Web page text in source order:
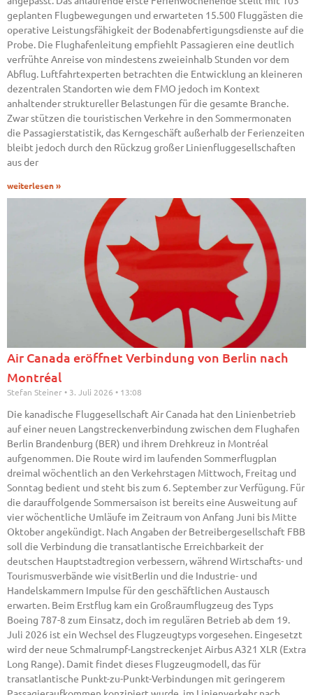
geplanten Flugbewegungen und erwarteten 15.500 Fluggästen die
operative Leistungsfähigkeit der Bodenabfertigungsdienste auf die
Probe. Die Flughafenleitung empfiehlt Passagieren eine deutlich
verfrühte Anreise von mindestens zweieinhalb Stunden vor dem
Abflug. Luftfahrtexperten betrachten die Entwicklung an kleineren
dezentralen Standorten wie dem FMO jedoch im Kontext
anhaltender struktureller Belastungen für die gesamte Branche.
Zwar stützen die touristischen Verkehre in den Sommermonaten
die Passagierstatistik, das Kerngeschäft außerhalb der Ferienzeiten
bleibt jedoch durch den Rückzug großer Linienfluggesellschaften
aus der
weiterlesen »
Air Canada eröffnet Verbindung von Berlin nach
Montréal
Stefan Steiner 3. Juli 2026 13:08
Die kanadische Fluggesellschaft Air Canada hat den Linienbetrieb
auf einer neuen Langstreckenverbindung zwischen dem Flughafen
Berlin Brandenburg (BER) und ihrem Drehkreuz in Montréal
aufgenommen. Die Route wird im laufenden Sommerflugplan
dreimal wöchentlich an den Verkehrstagen Mittwoch, Freitag und
Sonntag bedient und steht bis zum 6. September zur Verfügung. Für
die darauffolgende Sommersaison ist bereits eine Ausweitung auf
vier wöchentliche Umläufe im Zeitraum von Anfang Juni bis Mitte
Oktober angekündigt. Nach Angaben der Betreibergesellschaft FBB
soll die Verbindung die transatlantische Erreichbarkeit der
deutschen Hauptstadtregion verbessern, während Wirtschafts- und
Tourismusverbände wie visitBerlin und die Industrie- und
Handelskammern Impulse für den geschäftlichen Austausch
erwarten. Beim Erstflug kam ein Großraumflugzeug des Typs
Boeing 787-8 zum Einsatz, doch im regulären Betrieb ab dem 19.
Juli 2026 ist ein Wechsel des Flugzeugtyps vorgesehen. Eingesetzt
wird der neue Schmalrumpf-Langstreckenjet Airbus A321 XLR (Extra
Long Range). Damit findet dieses Flugzeugmodell, das für
transatlantische Punkt-zu-Punkt-Verbindungen mit geringerem